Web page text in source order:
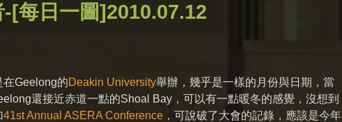
[每日一圖]2010.07.12
在Geelong的Deakin University舉辦，幾乎是一樣的月份與日期，當
還接近赤道一點的Shoal Bay，可以有一點暖冬的感覺，沒想到
41st Annual ASERA Conference ，可說破了大會的記錄，應該是今年